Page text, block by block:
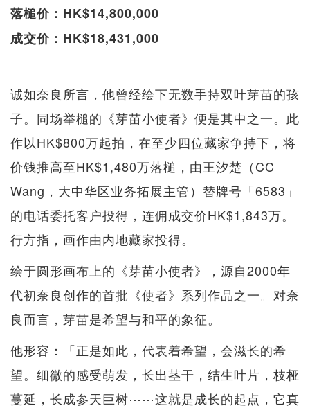
落槌价：HK$14,800,000
成交价：HK$18,431,000
诚如奈良所言，他曾经绘下无数手持双叶芽苗的孩
子。同场举槌的《芽苗小使者》便是其中之一。此
作以HK$800万起拍，在至少四位藏家争持下，将
价钱推高至HK$1,480万落槌，由王汐楚（CC
Wang，大中华区业务拓展主管）替牌号「6583」
的电话委托客户投得，连佣成交价HK$1,843万。
行方指，画作由内地藏家投得。
绘于圆形画布上的《芽苗小使者》，源自2000年
代初奈良创作的首批《使者》系列作品之一。对奈
良而言，芽苗是希望与和平的象征。
他形容：「正是如此，代表着希望，会滋长的希
望。细微的感受萌发，长出茎干，结生叶片，枝桠
蔓延，长成参天巨树⋯⋯这就是成长的起点，它真